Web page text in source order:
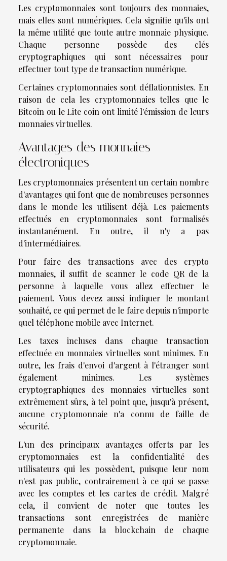
Les cryptomonnaies sont toujours des monnaies,
mais elles sont numériques. Cela signifie qu'ils ont
la même utilité que toute autre monnaie physique.
Chaque personne possède des clés
cryptographiques qui sont nécessaires pour
effectuer tout type de transaction numérique.
Certaines cryptomonnaies sont déflationnistes. En
raison de cela les cryptomonnaies telles que le
Bitcoin ou le Lite coin ont limité l'émission de leurs
monnaies virtuelles.
Avantages des monnaies
électroniques
Les cryptomonnaies présentent un certain nombre
d'avantages qui font que de nombreuses personnes
dans le monde les utilisent déjà. Les paiements
effectués en cryptomonnaies sont formalisés
instantanément. En outre, il n'y a pas
d'intermédiaires.
Pour faire des transactions avec des crypto
monnaies, il suffit de scanner le code QR de la
personne à laquelle vous allez effectuer le
paiement. Vous devez aussi indiquer le montant
souhaité, ce qui permet de le faire depuis n'importe
quel téléphone mobile avec Internet.
Les taxes incluses dans chaque transaction
effectuée en monnaies virtuelles sont minimes. En
outre, les frais d'envoi d'argent à l'étranger sont
également minimes. Les systèmes
cryptographiques des monnaies virtuelles sont
extrêmement sûrs, à tel point que, jusqu'à présent,
aucune cryptomonnaie n'a connu de faille de
sécurité.
L'un des principaux avantages offerts par les
cryptomonnaies est la confidentialité des
utilisateurs qui les possèdent, puisque leur nom
n'est pas public, contrairement à ce qui se passe
avec les comptes et les cartes de crédit. Malgré
cela, il convient de noter que toutes les
transactions sont enregistrées de manière
permanente dans la blockchain de chaque
cryptomonnaie.